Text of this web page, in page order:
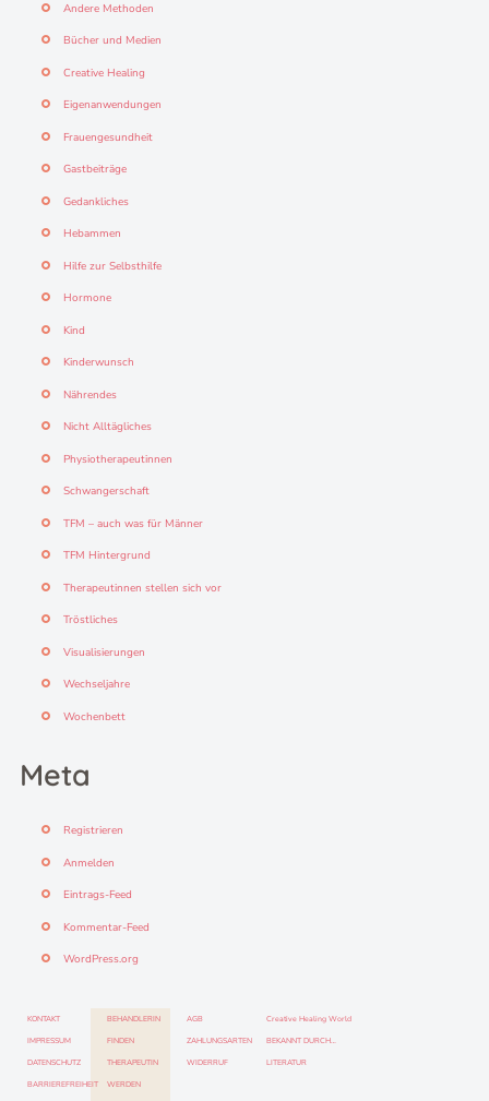
Andere Methoden
Bücher und Medien
Creative Healing
Eigenanwendungen
Frauengesundheit
Gastbeiträge
Gedankliches
Hebammen
Hilfe zur Selbsthilfe
Hormone
Kind
Kinderwunsch
Nährendes
Nicht Alltägliches
Physiotherapeutinnen
Schwangerschaft
TFM – auch was für Männer
TFM Hintergrund
Therapeutinnen stellen sich vor
Tröstliches
Visualisierungen
Wechseljahre
Wochenbett
Meta
Registrieren
Anmelden
Eintrags-Feed
Kommentar-Feed
WordPress.org
KONTAKT
IMPRESSUM
DATENSCHUTZ
BARRIEREFREIHEIT
BEHANDLERIN
FINDEN
THERAPEUTIN
WERDEN
Creative Healing World
BEKANNT DURCH…
LITERATUR
AGB
ZAHLUNGSARTEN
WIDERRUF